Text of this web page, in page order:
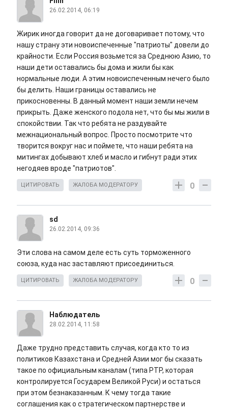
26.02.2014, 06:19
Жирик иногда говорит да не договаривает потому, что
нашу страну эти новоиспеченные "патриоты" довели до
крайности. Если Россия возьмется за Среднюю Азию, то
наши дети оставались бы дома и жили бы как
нормальные люди. А этим новоиспеченным нечего было
бы делить. Наши границы оставались не
прикосновенны. В данный момент наши земли нечем
прикрыть. Даже женского подола нет, что бы мы жили в
спокойствии. Так что ребята не раздувайте
межнациональный вопрос. Просто посмотрите что
творится вокруг нас и поймете, что наши ребята на
митингах добывают хлеб и масло и гибнут ради этих
негодяев вроде "патриотов".
0
ЦИТИРОВАТЬ ЖАЛОБА МОДЕРАТОРУ
sd
26.02.2014, 09:36
Эти слова на самом деле есть суть торможенного
союза, куда нас заставляют присоединиться.
0
ЦИТИРОВАТЬ ЖАЛОБА МОДЕРАТОРУ
Наблюдатель
28.02.2014, 11:58
Даже трудно представить случая, когда кто то из
политиков Казахстана и Средней Азии мог бы сказать
такое по официальным каналам (типа РТР, которая
контролируется Государем Великой Руси) и остаться
при этом безнаказанным. К чему тогда такие
соглашения как о стратегическом партнерстве и